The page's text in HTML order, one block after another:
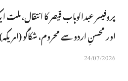
پروفیسر عبدالوہاب قیصر کا انتقال، ملت
اور محسنِ اردو سے محروم، شکاگو
24/07/2026